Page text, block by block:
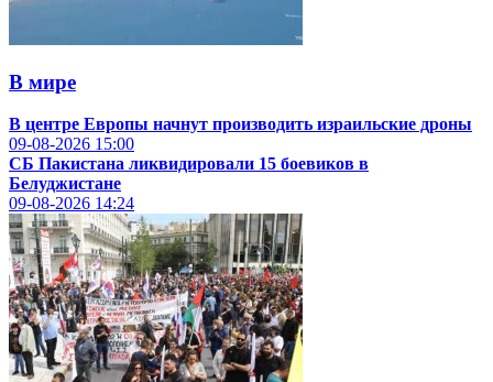
В мире
В центре Европы начнут производить израильские дроны
09-08-2026 15:00
СБ Пакистана ликвидировали 15 боевиков в
Белуджистане
09-08-2026 14:24